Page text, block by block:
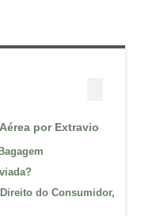
por Extravio
do Consumidor,